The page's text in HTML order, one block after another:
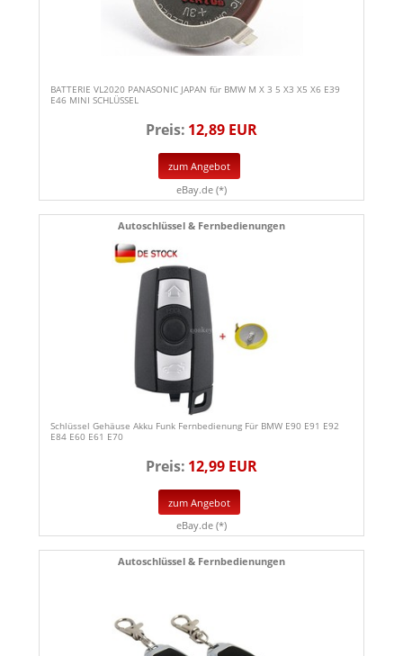
BATTERIE VL2020 PANASONIC JAPAN für BMW M X 3 5 X3 X5 X6 E39
E46 MINI SCHLÜSSEL
Preis: 12,89 EUR
zum Angebot
eBay.de (*)
Autoschlüssel & Fernbedienungen
Schlüssel Gehäuse Akku Funk Fernbedienung Für BMW E90 E91 E92
E84 E60 E61 E70
Preis: 12,99 EUR
zum Angebot
eBay.de (*)
Autoschlüssel & Fernbedienungen